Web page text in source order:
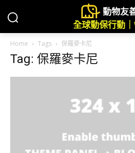
動物友
全球動保行動
Home Tags 保羅麥卡尼
Tag: 保羅麥卡尼